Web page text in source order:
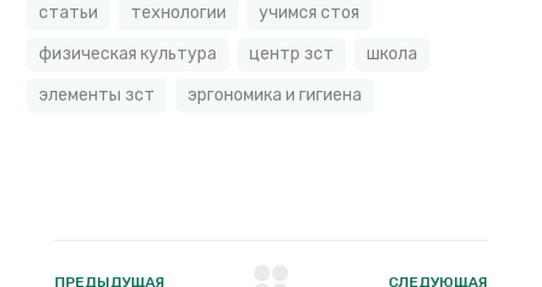
статьи
технологии
учимся стоя
физическая культура
центр зст
школа
элементы зст
эргономика и гигиена
ПРЕДЫДУЩАЯ СЛЕДУЮЩАЯ